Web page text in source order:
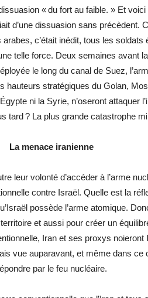
« du fort au faible. » Et
d’une dissuasion sans précèdent.
c’était inédit, tous les soldats
telle force. Deux semaines avant
le long du canal de Suez,
hauteurs stratégiques du Golan,
ni la Syrie, n’oseront attaquer
tard ? La plus grande catastrophe
La menace iranienne
leur volonté d’accéder à l’arme
contre Israël. Quelle est la
possède l’arme atomique.
et aussi pour créer un
Iran et ses proxys
vue auparavant, et même dans ce
par le feu nucléaire.